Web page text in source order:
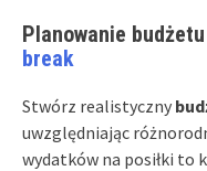
Planowanie
break
Stwórz realistyczny
uwzględniając
wydatków na posiłki to